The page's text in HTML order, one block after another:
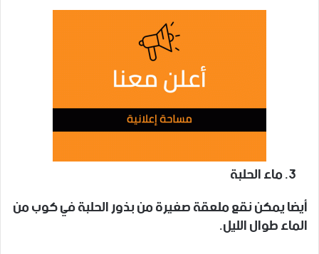
ماء الحلبة
أيضا يمكن نقع ملعقة صغيرة من بذور الحلبة في كوب من
الماء طوال الليل.